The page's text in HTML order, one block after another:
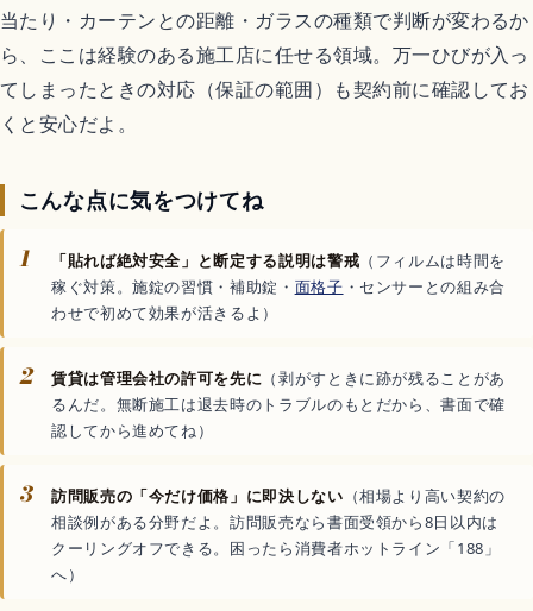
当たり・カーテンとの距離・ガラスの種類で判断が変わるか
ら、ここは経験のある施工店に任せる領域。万一ひびが入っ
てしまったときの対応（保証の範囲）も契約前に確認してお
くと安心だよ。
こんな点に気をつけてね
1 「貼れば絶対安全」と断定する説明は警戒 （フィルムは時間を
稼ぐ対策。施錠の習慣・補助錠・ 面格子 ・センサーとの組み合
わせで初めて効果が活きるよ）
2 賃貸は管理会社の許可を先に （剥がすときに跡が残ることがあ
るんだ。無断施工は退去時のトラブルのもとだから、書面で確
認してから進めてね）
3 訪問販売の「今だけ価格」に即決しない （相場より高い契約の
相談例がある分野だよ。訪問販売なら書面受領から8日以内は
クーリングオフできる。困ったら消費者ホットライン「188」
へ）